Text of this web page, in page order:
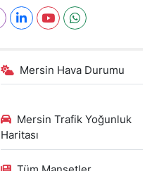
Mersin Hava Durumu
Mersin Trafik Yoğunluk
Haritası